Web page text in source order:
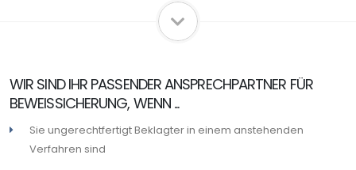
WIR SIND IHR PASSENDER ANSPRECHPARTNER FÜR
BEWEISSICHERUNG, WENN ...
Sie ungerechtfertigt Beklagter in einem anstehenden
Verfahren sind